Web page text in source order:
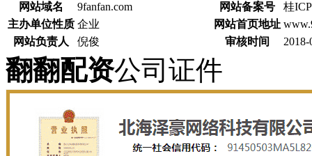
网站域名
9fanfan.com 网站备案号
桂
主办单位性质 企业 网站首页地址
网站负责人
倪俊 审核时间 2018-
翻翻配资公司证件